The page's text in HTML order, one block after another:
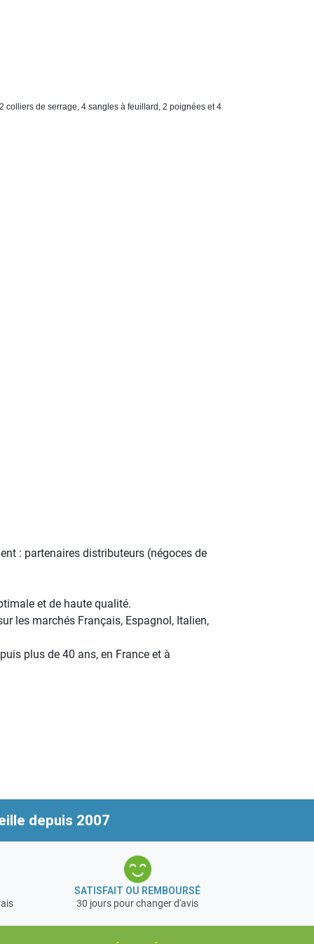
colliers de serrage, 4 sangles à feuillard, 2 poignées et 4
: partenaires distributeurs (négoces de
et de haute qualité.
les marchés Français, Espagnol, Italien,
plus de 40 ans, en France et à
depuis 2007
SATISFAIT OU REMBOURSÉ
30 jours pour changer d'avis